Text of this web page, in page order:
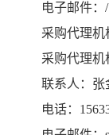
电子邮件：/
采购代理机
采购代理机
联系人：张
电话：